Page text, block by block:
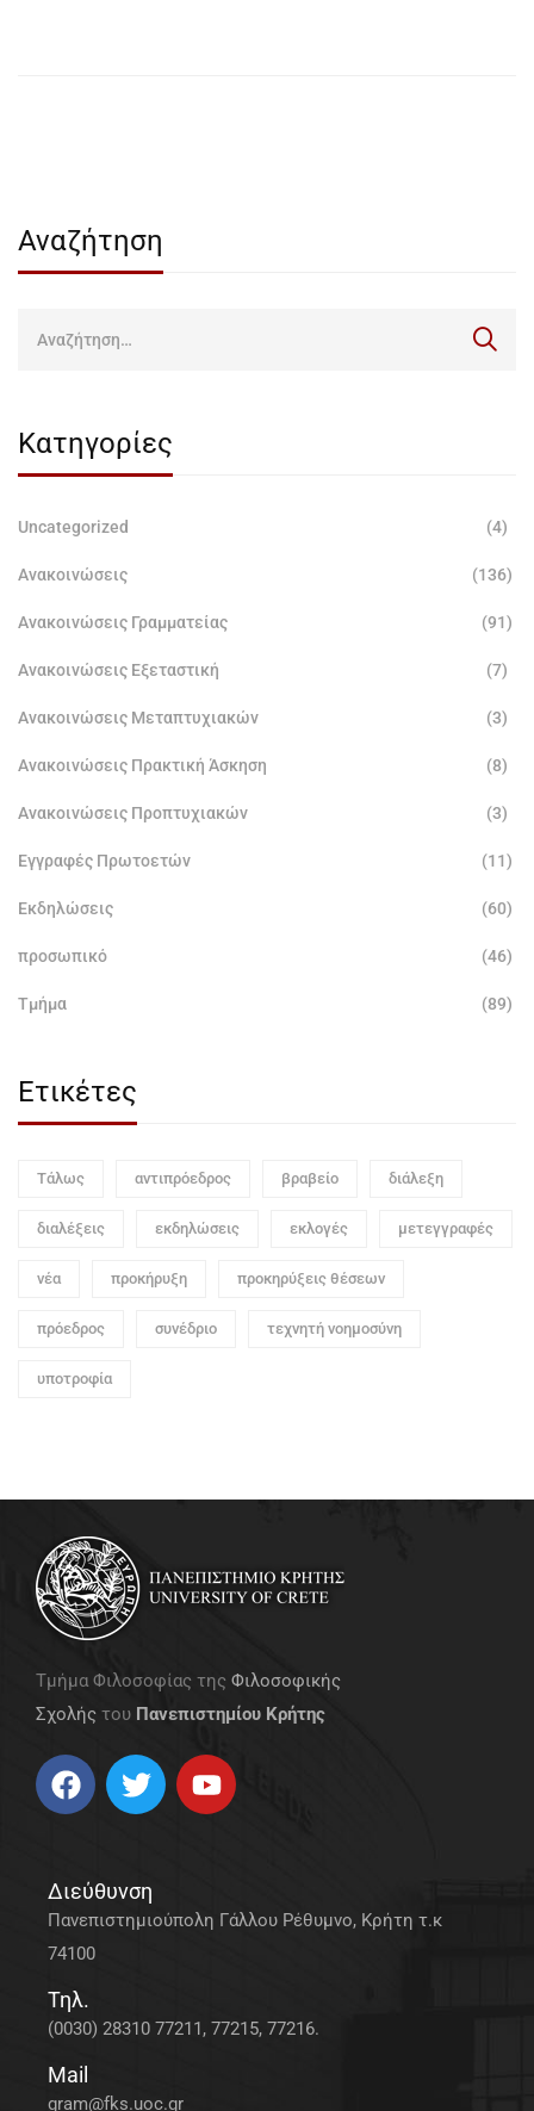
Αναζήτηση
Κατηγορίες
Uncategorized (4)
Ανακοινώσεις (136)
Ανακοινώσεις Γραμματείας (91)
Ανακοινώσεις Εξεταστική (7)
Ανακοινώσεις Μεταπτυχιακών (3)
Ανακοινώσεις Πρακτική Άσκηση (8)
Ανακοινώσεις Προπτυχιακών (3)
Εγγραφές Πρωτοετών (11)
Εκδηλώσεις (60)
προσωπικό (46)
Τμήμα (89)
Ετικέτες
Τάλως αντιπρόεδρος βραβείο διάλεξη
διαλέξεις εκδηλώσεις εκλογές μετεγγραφές
νέα προκήρυξη προκηρύξεις θέσεων
πρόεδρος συνέδριο τεχνητή νοημοσύνη
υποτροφία
Τμήμα Φιλοσοφίας της Φιλοσοφικής
Σχολής του Πανεπιστημίου Κρήτης
Διεύθυνση
Πανεπιστημιούπολη Γάλλου Ρέθυμνο, Κρήτη τ.κ
74100
Τηλ.
(0030) 28310 77211, 77215, 77216.
Mail
gram@fks.uoc.gr